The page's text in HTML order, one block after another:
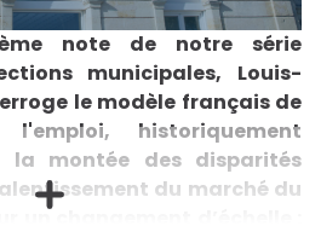
note de notre série
municipales, Louis-
le modèle français de
historiquement
la montée des disparités
du marché du
un changement d’échelle :